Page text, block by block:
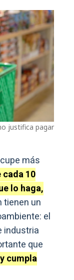
justifica pagar
más
cada 10
lo haga,
tienen un
el
industria
que
cumpla